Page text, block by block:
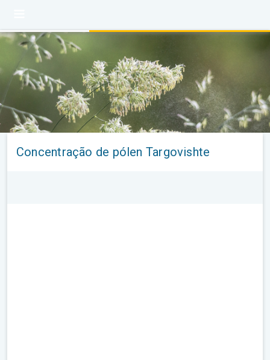
Concentração de pólen Targovishte